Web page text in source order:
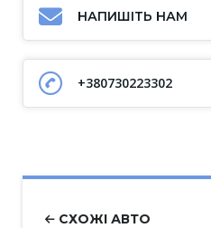
НАПИШІТЬ НАМ
+380730223302
СХОЖІ АВТО